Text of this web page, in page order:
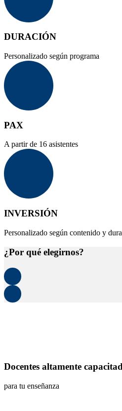
DURACIÓN
Personalizado según programa
PAX
A partir de 16 asistentes
INVERSIÓN
Personalizado según contenido y
¿Por qué elegirnos?
Docentes altamente
para tu enseñanza